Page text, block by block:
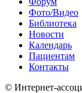
Фото/Видео
Библиотека
Новости
Календарь
Пациентам
Контакты
© Интернет-